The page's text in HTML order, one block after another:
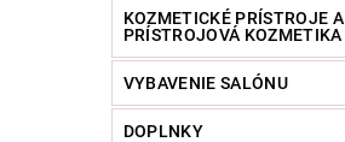
KOZMETICKÉ PRÍSTROJE A
PRÍSTROJOVÁ KOZMETIKA
VYBAVENIE SALÓNU
DOPLNKY